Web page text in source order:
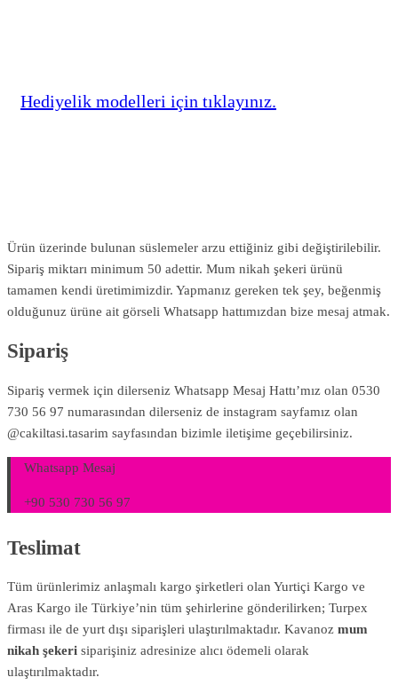
Hediyelik modelleri için tıklayınız.
Ürün üzerinde bulunan süslemeler arzu ettiğiniz gibi değiştirilebilir.
Sipariş miktarı minimum 50 adettir. Mum nikah şekeri ürünü
tamamen kendi üretimimizdir. Yapmanız gereken tek şey, beğenmiş
olduğunuz ürüne ait görseli Whatsapp hattımızdan bize mesaj atmak.
Sipariş
Sipariş vermek için dilerseniz Whatsapp Mesaj Hattı’mız olan 0530
730 56 97 numarasından dilerseniz de instagram sayfamız olan
@cakiltasi.tasarim sayfasından bizimle iletişime geçebilirsiniz.
Whatsapp Mesaj
+90 530 730 56 97
Teslimat
Tüm ürünlerimiz anlaşmalı kargo şirketleri olan Yurtiçi Kargo ve
Aras Kargo ile Türkiye’nin tüm şehirlerine gönderilirken; Turpex
firması ile de yurt dışı siparişleri ulaştırılmaktadır. Kavanoz mum
nikah şekeri siparişiniz adresinize alıcı ödemeli olarak
ulaştırılmaktadır.